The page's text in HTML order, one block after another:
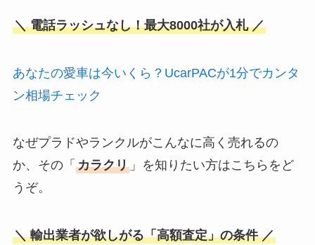
＼ 電話ラッシュなし！最大8000社が入札 ／
あなたの愛車は今いくら？UcarPACが1分でカンタ
ン相場チェック
なぜプラドやランクルがこんなに高く売れるの
か、その「 カラクリ」を知りたい方はこちらをど
うぞ。
＼ 輸出業者が欲しがる「高額査定」の条件 ／